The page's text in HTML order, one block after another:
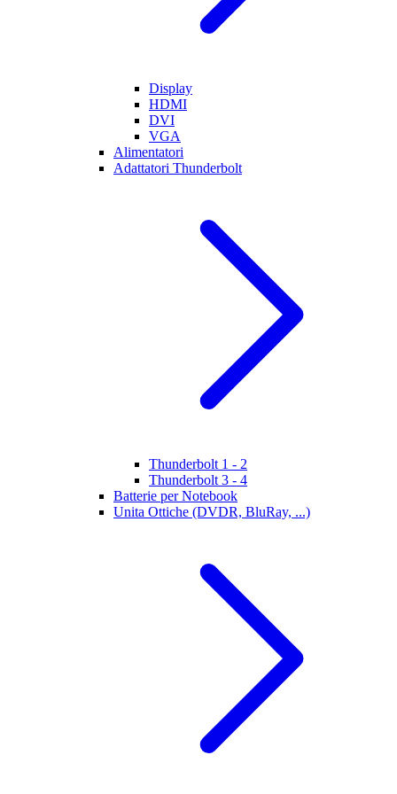
Display
HDMI
DVI
VGA
Alimentatori
Adattatori Thunderbolt
Thunderbolt 1 - 2
Thunderbolt 3 - 4
Batterie per Notebook
Unita Ottiche (DVDR, BluRay, ...)